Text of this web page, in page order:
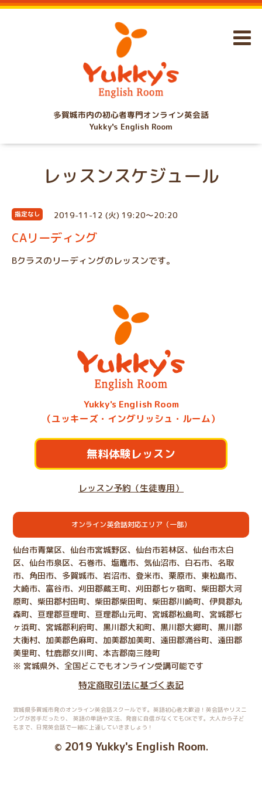
多賀城市内の初心者専門オンライン英会話
Yukky's English Room
レッスンスケジュール
指定なし 2019-11-12 (火) 19:20～20:20
CAリーディング
Bクラスのリーディングのレッスンです。
Yukky's English Room
（ユッキーズ・イングリッシュ・ルーム）
無料体験レッスン
レッスン予約（生徒専用）
オンライン英会話対応エリア（一部）
仙台市青葉区、仙台市宮城野区、仙台市若林区、仙台市太白
区、仙台市泉区、石巻市、塩竈市、気仙沼市、白石市、名取
市、角田市、多賀城市、岩沼市、登米市、栗原市、東松島市、
大崎市、富谷市、刈田郡蔵王町、刈田郡七ヶ宿町、柴田郡大河
原町、柴田郡村田町、柴田郡柴田町、柴田郡川崎町、伊具郡丸
森町、亘理郡亘理町、亘理郡山元町、宮城郡松島町、宮城郡七
ヶ浜町、宮城郡利府町、黒川郡大和町、黒川郡大郷町、黒川郡
大衡村、加美郡色麻町、加美郡加美町、遠田郡涌谷町、遠田郡
美里町、牡鹿郡女川町、本吉郡南三陸町
※ 宮城県外、全国どこでもオンライン受講可能です
特定商取引法に基づく表記
宮城県多賀城市発のオンライン英会話スクールです。英語初心者大歓迎！英会話やリスニ
ングが苦手だったり、
英語の単語や文法、発音に自信がなくてもOKです。大人から子ど
もまで、日常英会話で一緒に上達していきましょう！
© 2019 Yukky's English Room.